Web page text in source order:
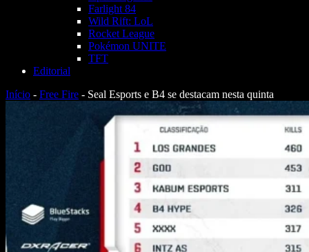
Farlight 84
Wild Rift: LoL
Rocket League
Pokémon UNITE
TFT
Editorial
Início - Free Fire - Seal Esports e B4 se destacam nesta quinta